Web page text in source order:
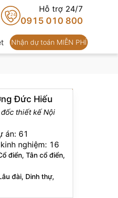
24
Hỗ trợ 24/7
0915 010 800
Nhận dự toán MIỄN PHÍ
Đức Hiếu
đốc thiết kế Nội
án: 61
nghiệm: 16
điển, Tân cổ điển,
đài, Dinh thự,